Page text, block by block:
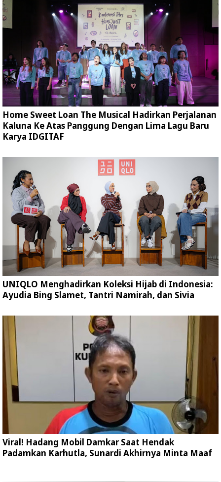
Home Sweet Loan The Musical Hadirkan Perjalanan
Kaluna Ke Atas Panggung Dengan Lima Lagu Baru
Karya IDGITAF
UNIQLO Menghadirkan Koleksi Hijab di Indonesia:
Ayudia Bing Slamet, Tantri Namirah, dan Sivia
Viral! Hadang Mobil Damkar Saat Hendak
Padamkan Karhutla, Sunardi Akhirnya Minta Maaf